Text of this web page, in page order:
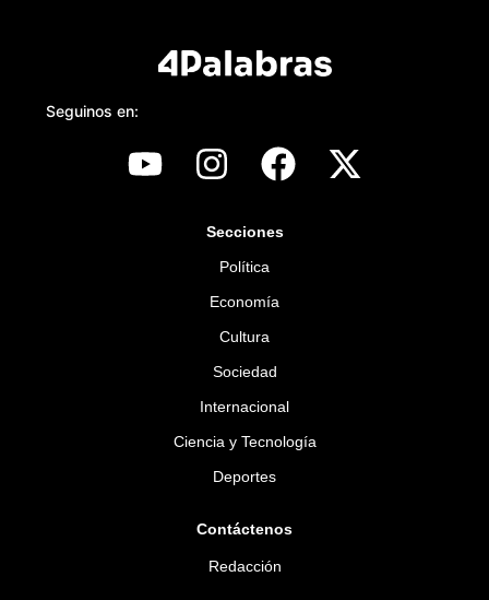
Seguinos en:
Secciones
Política
Economía
Cultura
Sociedad
Internacional
Ciencia y Tecnología
Deportes
Contáctenos
Redacción